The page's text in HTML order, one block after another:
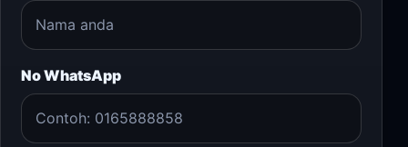
No WhatsApp